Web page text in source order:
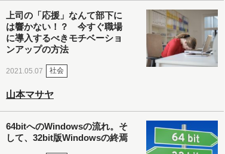
上司の「応援」なんて部下に
は響かない！？ 今すぐ職場
に導入するべきモチベーショ
ンアップの方法
2021.05.07 社会
山本マサヤ
64bitへのWindowsの流れ。そ
して、32bit版Windowsの終焉